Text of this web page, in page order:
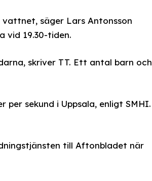
säger Lars Antonsson
vid 19.30-tiden.
skriver TT. Ett antal barn och
sekund i Uppsala, enligt SMHI.
till Aftonbladet när